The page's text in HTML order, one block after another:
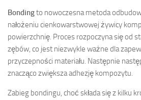
Bondingto nowoczesna metoda
nałożeniu cienkowarstwowej żywicy
powierzchnię. Proces rozpoczyna się od
zębów, co jest niezwykle ważne dla
przyczepności materiału. Następnie
znacząco zwiększa adhezję kompozytu.
Zabieg bondingu, choć składa się z kilku